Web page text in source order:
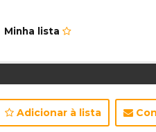
Minha lista
Adicionar à lista